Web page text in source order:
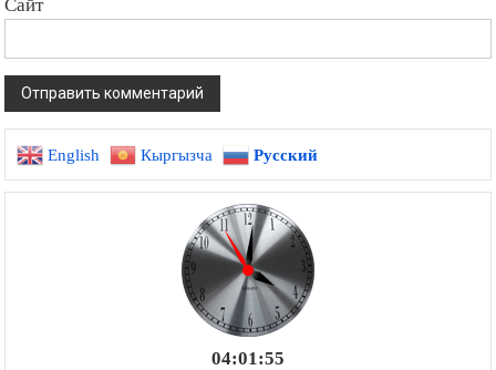
English Кыргызча Русский
04:01:56